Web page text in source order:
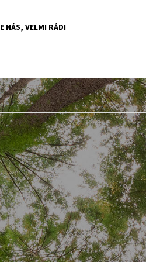
NÁS, VELMI RÁDI